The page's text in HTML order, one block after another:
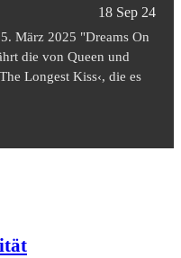
18 Sep 24
März 2025 "Dreams On
die von Queen und
Longest Kiss‹, die es